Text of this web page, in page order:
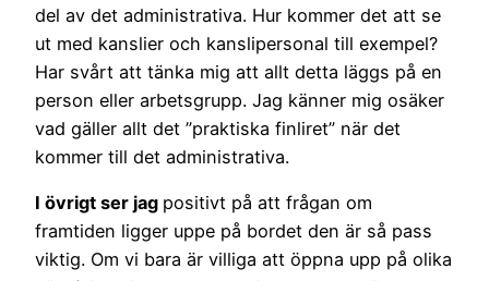
del av det administrativa. Hur kommer det att se
ut med kanslier och kanslipersonal till exempel?
Har svårt att tänka mig att allt detta läggs på en
person eller arbetsgrupp. Jag känner mig osäker
vad gäller allt det ”praktiska finliret” när det
kommer till det administrativa.
I övrigt ser jag positivt på att frågan om
framtiden ligger uppe på bordet den är så pass
viktig. Om vi bara är villiga att öppna upp på olika